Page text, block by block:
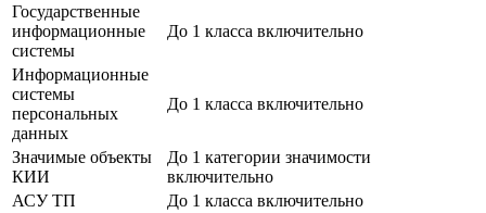
Государственные
информационные
системы
До 1 класса включительно
Информационные
системы
персональных
данных
До 1 класса включительно
Значимые объекты
КИИ
До 1 категории значимости
включительно
АСУ ТП
До 1 класса включительно